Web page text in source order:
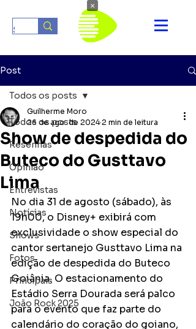
Post
Todos os posts
Resenhas
Opinião
Entrevistas
Notícias
Shows
Fotos
Principais
João Rock 2025
Todos os posts
Show de despedida do
Buteco do Gusttavo
Lima
Guilherme Moro
26 de ago. de 2024 2 min de leitura
No dia 31 de agosto (sábado), às
19h00, o Disney+ exibirá com
exclusividade o show especial do
cantor sertanejo Gusttavo Lima na
edição de despedida do Buteco
Goiânia. O estacionamento do
Estádio Serra Dourada será palco
para o evento que faz parte do
calendário do coração do goiano,
×